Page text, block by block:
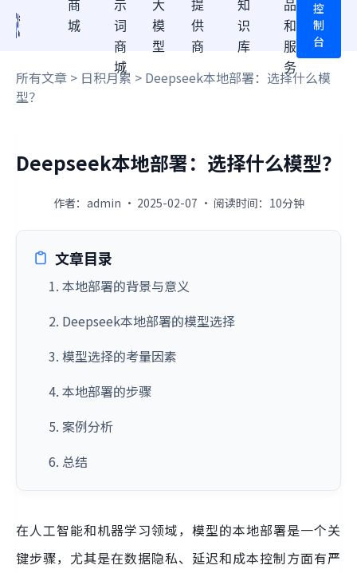
商
城
示
词
商
城
大
模
型
提
供
商
知
识
库
品
和
服
务
控
制
台
所有文章 > 日积月累 > Deepseek本地部署：选择什么模
型？
Deepseek本地部署：选择什么模型？
作者：admin · 2025-02-07 · 阅读时间：10分钟
文章目录
1. 本地部署的背景与意义
2. Deepseek本地部署的模型选择
3. 模型选择的考量因素
4. 本地部署的步骤
5. 案例分析
6. 总结
在人工智能和机器学习领域，模型的本地部署是一个关
键步骤，尤其是在数据隐私、延迟和成本控制方面有严